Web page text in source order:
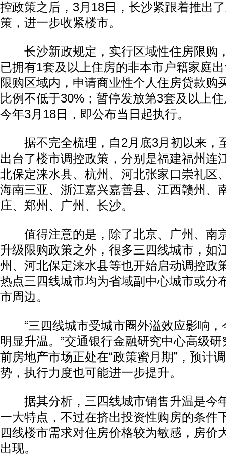
控政策之后，3月18日，长沙紧跟着推出
策，进一步收紧楼市。
长沙新政规定，实行区域性住房限购
已拥有1套及以上住房的非本市户籍家庭
限购区域内，申请商业性个人住房贷款购
比例不低于30%；暂停发放第3套及以上
今年3月18日，即公布当日起执行。
据不完全梳理，自2月底3月初以来，
出台了楼市调控政策，分别是福建福州连
北保定涞水县、杭州、河北张家口崇礼区
海南三亚、浙江嘉兴嘉善县、江西赣州、
庄、郑州、广州、长沙。
值得注意的是，除了北京、广州、南
升级限购政策之外，很多三四线城市，如
州、河北保定涞水县等也开始启动调控政
热点三四线城市均为省域副中心城市或分
市周边。
“三四线城市受城市圈外溢效应影响，
明显升温。”交通银行金融研究中心高级
前房地产市场正处在“政策蜜月期”，预计
势，执行力度也可能进一步提升。
据其分析，三四线城市销售升温是今
一大特点，不过在挤出投资性购房的条件
四线楼市需求对住房价格较为敏感，房价
出现。